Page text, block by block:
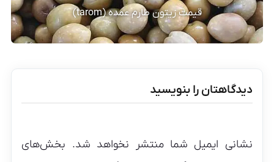
قیمت زیتون طارم عمده (tarom)
دیدگاهتان را بنویسید
نشانی ایمیل شما منتشر نخواهد شد. بخش‌های